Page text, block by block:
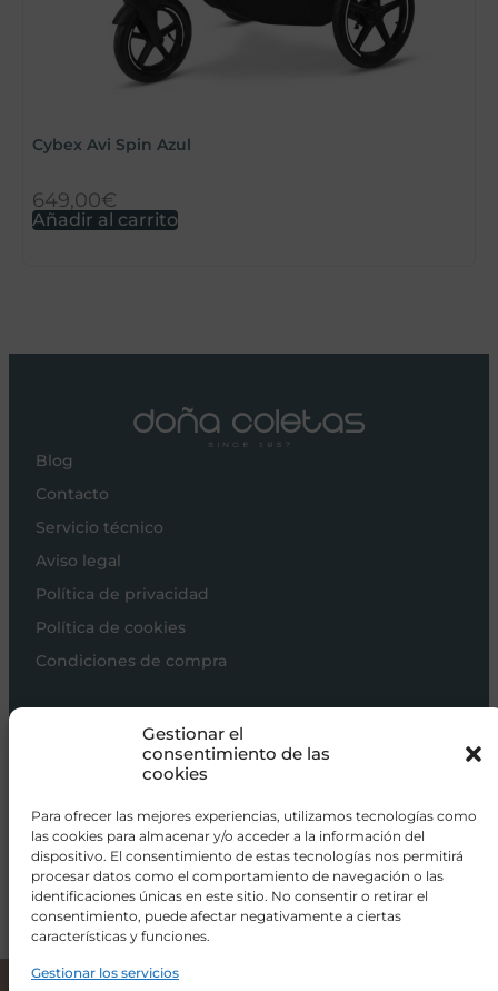
Gestionar el
consentimiento de las
cookies
Para ofrecer las mejores experiencias, utilizamos tecnologías como
las cookies para almacenar y/o acceder a la información del
dispositivo. El consentimiento de estas tecnologías nos permitirá
procesar datos como el comportamiento de navegación o las
identificaciones únicas en este sitio. No consentir o retirar el
consentimiento, puede afectar negativamente a ciertas
características y funciones.
Gestionar los servicios
Cybex Avi Spin Azul
649,00€
Añadir al carrito
Blog
Contacto
Servicio técnico
Aviso legal
Política de privacidad
Política de cookies
Condiciones de compra
Carros de bebé
Sillas de paseo
Alimentación
Hogar
Viajar
info@donacoletas.com
+34 91 626 62 75